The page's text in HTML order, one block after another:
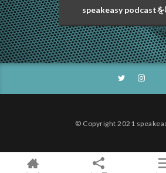
speakeasy podcastを
© Copyright 2021